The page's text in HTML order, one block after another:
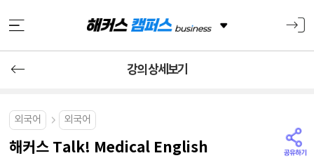
강의 상세보기
외국어 외국어
해커스 Talk! Medical English